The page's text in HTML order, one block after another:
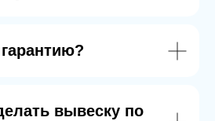
вывеску по